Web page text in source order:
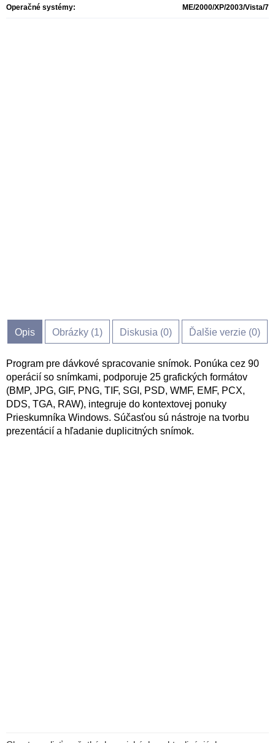
Operačné systémy: ME/2000/XP/2003/Vista/7
Opis Obrázky (1) Diskusia (0) Ďalšie verzie (0)
Program pre dávkové spracovanie snímok. Ponúka cez 90
operácií so snímkami, podporuje 25 grafických formátov
(BMP, JPG, GIF, PNG, TIF, SGI, PSD, WMF, EMF, PCX,
DDS, TGA, RAW), integruje do kontextovej ponuky
Prieskumníka Windows. Súčasťou sú nástroje na tvorbu
prezentácií a hľadanie duplicitných snímok.